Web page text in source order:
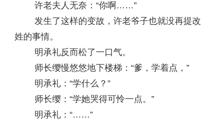
许老夫人无奈：“你啊……”
发生了这样的变故，许老爷子也就没再提改
姓的事情。
明承礼反而松了一口气。
师长缨慢悠悠地下楼梯：“爹，学着点，”
明承礼：“学什么？”
师长缨：“学她哭得可怜一点。”
明承礼：“……”